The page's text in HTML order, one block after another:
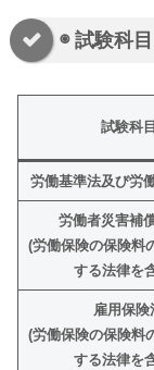
◉ 試験科目
試験科目
労働基準法及び労
労働者災害補
(労働保険の保険料
する法律を
雇用保険
(労働保険の保険料
する法律を